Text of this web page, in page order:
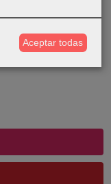
Aceptar todas